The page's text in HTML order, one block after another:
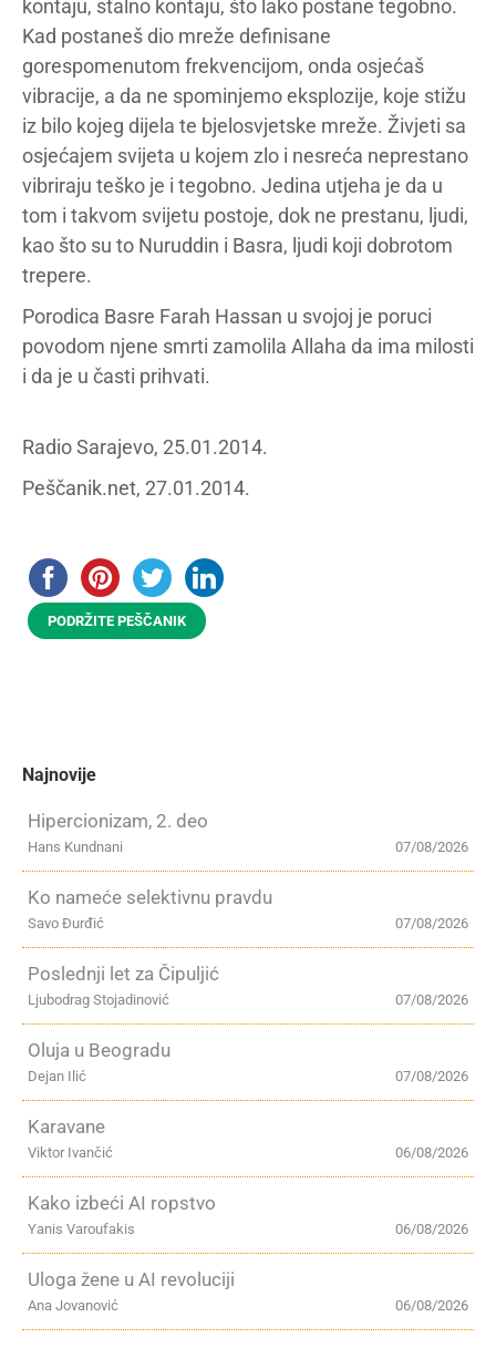
kontaju, stalno kontaju, što lako postane tegobno.
Kad postaneš dio mreže definisane
gorespomenutom frekvencijom, onda osjećaš
vibracije, a da ne spominjemo eksplozije, koje stižu
iz bilo kojeg dijela te bjelosvjetske mreže. Živjeti sa
osjećajem svijeta u kojem zlo i nesreća neprestano
vibriraju teško je i tegobno. Jedina utjeha je da u
tom i takvom svijetu postoje, dok ne prestanu, ljudi,
kao što su to Nuruddin i Basra, ljudi koji dobrotom
trepere.
Porodica Basre Farah Hassan u svojoj je poruci
povodom njene smrti zamolila Allaha da ima milosti
i da je u časti prihvati.
Radio Sarajevo, 25.01.2014.
Peščanik.net, 27.01.2014.
PODRŽITE PEŠČANIK
Najnovije
Hipercionizam, 2. deo
07/08/2026
Hans Kundnani
Ko nameće selektivnu pravdu
07/08/2026
Savo Đurđić
Poslednji let za Čipuljić
07/08/2026
Ljubodrag Stojadinović
Oluja u Beogradu
07/08/2026
Dejan Ilić
Karavane
06/08/2026
Viktor Ivančić
Kako izbeći AI ropstvo
06/08/2026
Yanis Varoufakis
Uloga žene u AI revoluciji
06/08/2026
Ana Jovanović